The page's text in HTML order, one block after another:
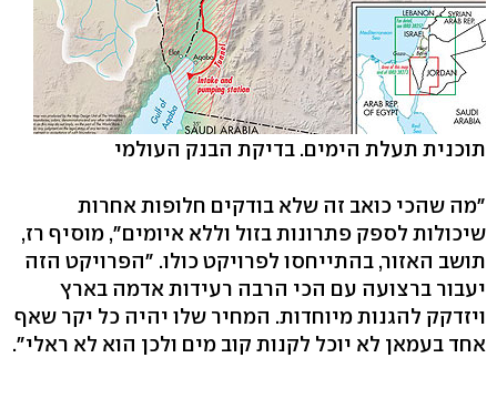
תוכנית תעלת הימים. בדיקת הבנק העולמי
"מה שהכי כואב זה שלא בודקים חלופות אחרות
שיכולות לספק פתרונות בזול וללא איומים", מוסיף רז,
תושב האזור, בהתייחסו לפרויקט כולו. "הפרויקט הזה
יעבור ברצועה עם הכי הרבה רעידות אדמה בארץ
ויזדקק להגנות מיוחדות. המחיר שלו יהיה כל יקר שאף
אחד בעמאן לא יוכל לקנות קוב מים ולכן הוא לא ראלי".